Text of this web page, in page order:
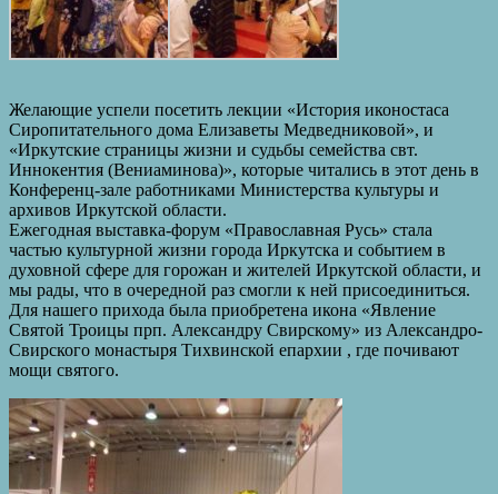
Желающие успели посетить лекции «История иконостаса
Сиропитательного дома Елизаветы Медведниковой», и
«Иркутские страницы жизни и судьбы семейства свт.
Иннокентия (Вениаминова)», которые читались в этот день в
Конференц-зале работниками Министерства культуры и
архивов Иркутской области.
Ежегодная выставка-форум «Православная Русь» стала
частью культурной жизни города Иркутска и событием в
духовной сфере для горожан и жителей Иркутской области, и
мы рады, что в очередной раз смогли к ней присоединиться.
Для нашего прихода была приобретена икона «Явление
Святой Троицы прп. Александру Свирскому» из Александро-
Свирского монастыря Тихвинской епархии , где почивают
мощи святого.